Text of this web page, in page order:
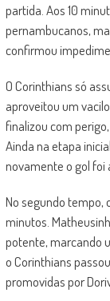
partida. Aos 10
pernambucanos,
confirmou
O Corinthians só
aproveitou um
finalizou com
Ainda na etapa
novamente o gol foi
No segundo tempo,
minutos.
potente, marcando
o Corinthians
promovidas por